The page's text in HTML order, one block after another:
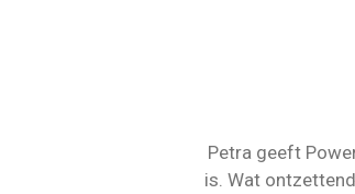
Petra geeft
is. Wat